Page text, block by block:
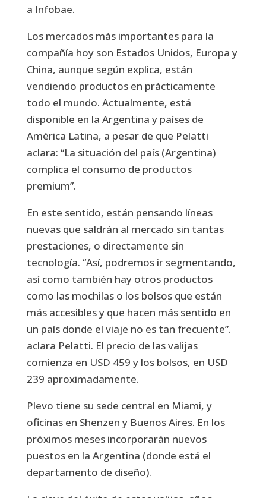
a Infobae.
Los mercados más importantes para la
compañía hoy son Estados Unidos, Europa y
China, aunque según explica, están
vendiendo productos en prácticamente
todo el mundo. Actualmente, está
disponible en la Argentina y países de
América Latina, a pesar de que Pelatti
aclara: “La situación del país (Argentina)
complica el consumo de productos
premium”.
En este sentido, están pensando líneas
nuevas que saldrán al mercado sin tantas
prestaciones, o directamente sin
tecnología. “Así, podremos ir segmentando,
así como también hay otros productos
como las mochilas o los bolsos que están
más accesibles y que hacen más sentido en
un país donde el viaje no es tan frecuente”.
aclara Pelatti. El precio de las valijas
comienza en USD 459 y los bolsos, en USD
239 aproximadamente.
Plevo tiene su sede central en Miami, y
oficinas en Shenzen y Buenos Aires. En los
próximos meses incorporarán nuevos
puestos en la Argentina (donde está el
departamento de diseño).